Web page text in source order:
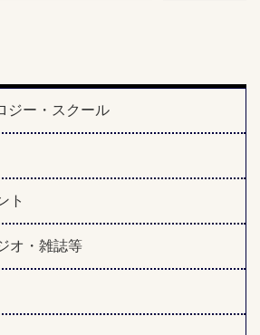
ジー・スクール
ト
オ・雑誌等